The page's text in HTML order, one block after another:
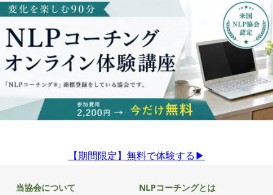
【期間限定】無料で体験する▶︎
当協会について NLPコーチングとは